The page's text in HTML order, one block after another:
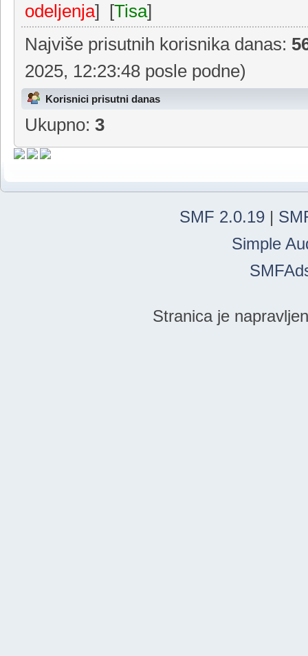
DuleN
[Global Moderator] [KontraAdmiral]
odeljenja] [Tisa]
Najviše prisutnih korisnika danas:
2025, 12:23:48 posle podne)
Korisnici prisutni danas
Ukupno:3
SMF 2.0.19|